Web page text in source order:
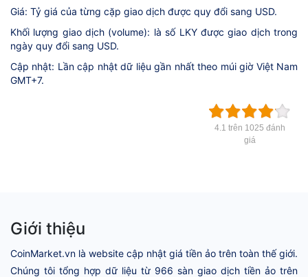
Giá: Tỷ giá của từng cặp giao dịch được quy đổi sang USD.
Khối lượng giao dịch (volume): là số LKY được giao dịch trong
ngày quy đổi sang USD.
Cập nhật: Lần cập nhật dữ liệu gần nhất theo múi giờ Việt Nam
GMT+7.
4.1 trên 1025 đánh
giá
Giới thiệu
CoinMarket.vn là website cập nhật giá tiền ảo trên toàn thế giới.
Chúng tôi tổng hợp dữ liệu từ 966 sàn giao dịch tiền ảo trên